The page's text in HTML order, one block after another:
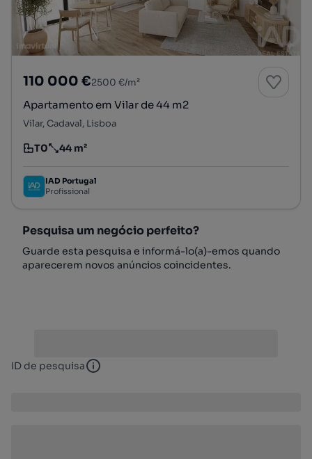
110 000 €2500 €/m²
Apartamento em Vilar de 44 m2
Vilar, Cadaval, Lisboa
Tipologia
T0
Preço por metro quadrado
44 m²
IAD Portugal
Profissional
Pesquisa um negócio perfeito?
Guarde esta pesquisa e informá-lo(a)-emos quando
aparecerem novos anúncios coincidentes.
ID de pesquisa ID de pesquisa